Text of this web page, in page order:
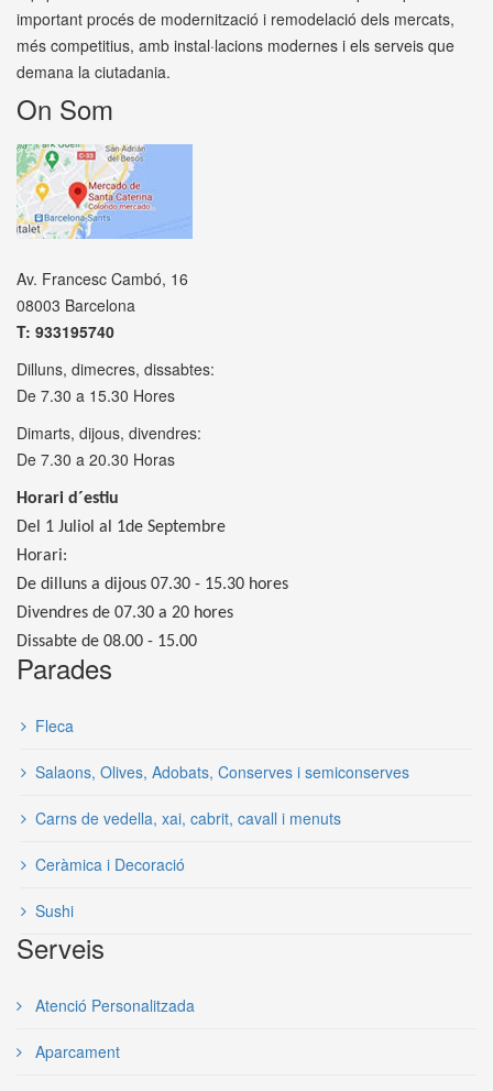
important procés de modernització i remodelació dels mercats,
més competitius, amb instal·lacions modernes i els serveis que
demana la ciutadania.
On Som
Av. Francesc Cambó, 16
08003 Barcelona
T: 933195740
Dilluns, dimecres, dissabtes:
De 7.30 a 15.30 Hores
Dimarts, dijous, divendres:
De 7.30 a 20.30 Horas
Horari d´estiu
Del 1 Juliol al 1de Septembre
Horari:
De dilluns a dijous 07.30 - 15.30 hores
Divendres de 07.30 a 20 hores
Dissabte de 08.00 - 15.00
Parades
Fleca
Salaons, Olives, Adobats, Conserves i semiconserves
Carns de vedella, xai, cabrit, cavall i menuts
Ceràmica i Decoració
Sushi
Serveis
Atenció Personalitzada
Aparcament